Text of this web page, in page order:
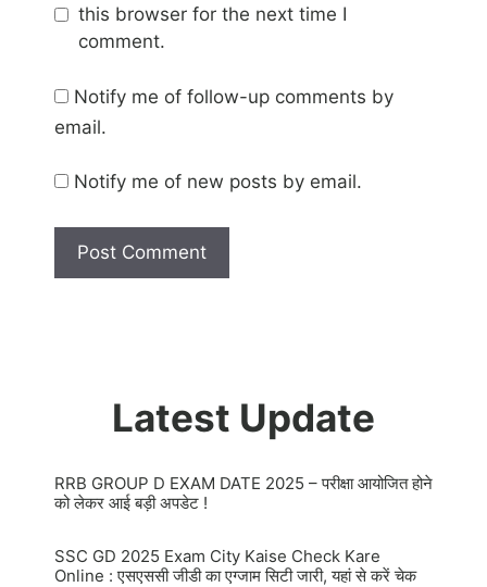
this browser for the next time I
comment.
Notify me of follow-up comments by
email.
Notify me of new posts by email.
Latest Update
RRB GROUP D EXAM DATE 2025 – परीक्षा आयोजित होने
को लेकर आई बड़ी अपडेट !
SSC GD 2025 Exam City Kaise Check Kare
Online : एसएससी जीडी का एग्जाम सिटी जारी, यहां से करें चेक